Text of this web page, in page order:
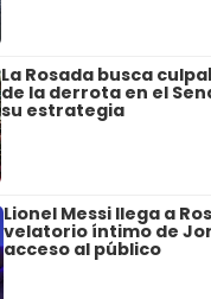
La Rosada busca
de la derrota en el
su estrategia
Lionel Messi llega a
velatorio íntimo de
acceso al público